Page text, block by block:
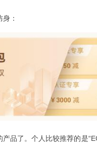
：
品了。个人比较推荐的是